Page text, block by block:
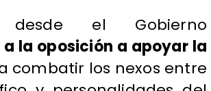
desde el Gobierno
la oposición a apoyar la
combatir los nexos entre